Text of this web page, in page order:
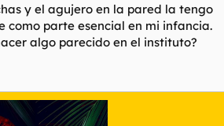
y el agujero en la pared la tengo
como parte esencial en mi infancia.
algo parecido en el instituto?